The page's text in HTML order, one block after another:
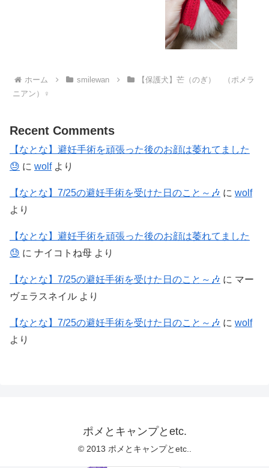
ホーム smilewan
【保護犬】芒（のぎ） （ポメラ
ニアン）♀
Recent Comments
【なとな】避妊手術を頑張った後のお顔は萎れてました
😓 に wolfより
【なとな】7/25の避妊手術を受けた日のこと～🎶 に wolf
より
【なとな】避妊手術を頑張った後のお顔は萎れてました
😓 に ナイコトね母 より
【なとな】7/25の避妊手術を受けた日のこと～🎶 に マー
ヴェラスネイル より
【なとな】7/25の避妊手術を受けた日のこと～🎶 に wolf
より
ポメとキャンプとetc.
© 2013 ポメとキャンプとetc..